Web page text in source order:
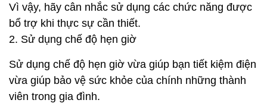
Vì vậy, hãy cân nhắc sử dụng các chức năng được
bổ trợ khi thực sự cần thiết.
2. Sử dụng chế độ hẹn giờ
Sử dụng chế độ hẹn giờ vừa giúp bạn tiết kiệm điện
vừa giúp bảo vệ sức khỏe của chính những thành
viên trong gia đình.